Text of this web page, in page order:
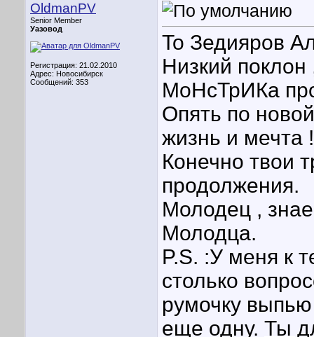
OldmanPV
Senior Member
Уазовод
Регистрация: 21.02.2010
Адрес: Новосибирск
Сообщений: 353
To Зедияров
Низкий поклон
МоНсТрИКа
Опять по
жизнь и мечта
Конечно твои
продолжения.
Молодец ,
Молодца.
P.S. :У меня к
столько
румочку
еще одну. Ты